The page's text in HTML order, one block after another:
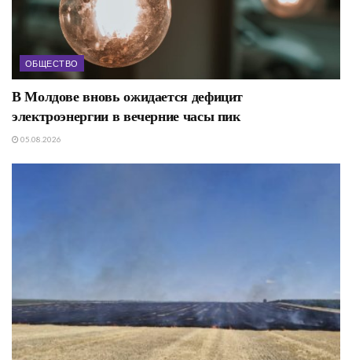
ОБЩЕСТВО
В Молдове вновь ожидается дефицит
электроэнергии в вечерние часы пик
05.08.2026